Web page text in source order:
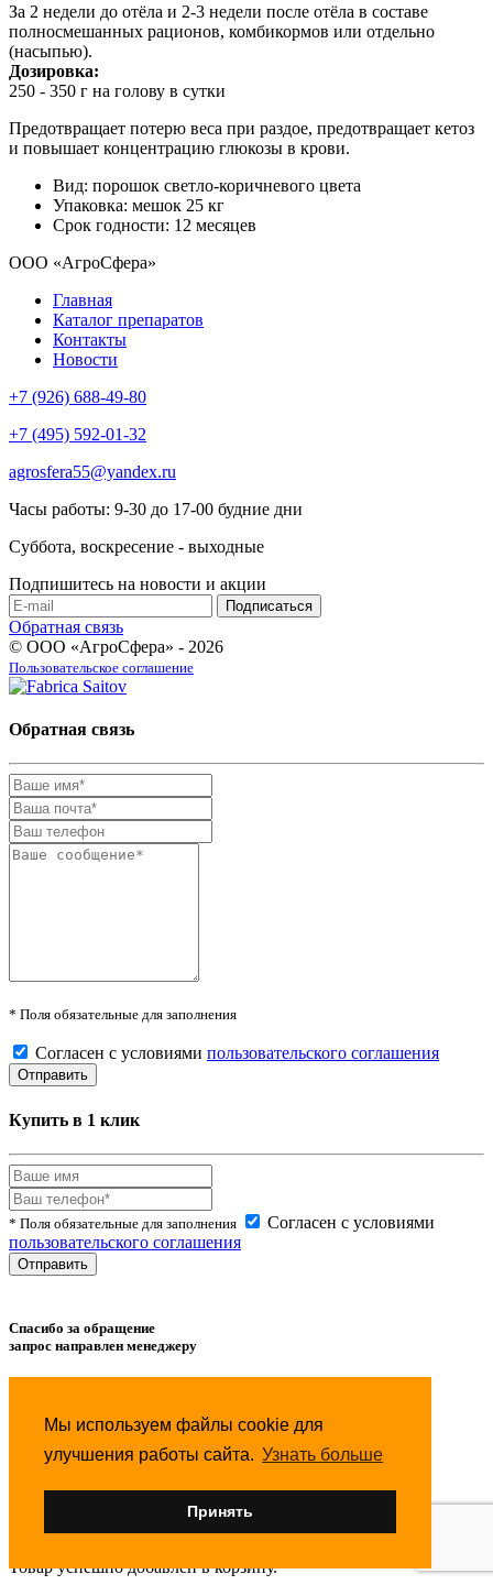
Мы используем файлы cookie для
улучшения работы сайта. Узнать больше
Принять
За 2 недели до отёла и 2-3 недели после отёла в составе
полносмешанных рационов, комбикормов или отдельно
(насыпью).
Дозировка:
250 - 350 г на голову в сутки
Предотвращает потерю веса при раздое, предотвращает кетоз
и повышает концентрацию глюкозы в крови.
Вид: порошок светло-коричневого цвета
Упаковка: мешок 25 кг
Срок годности: 12 месяцев
ООО «АгроСфера»
Главная
Каталог препаратов
Контакты
Новости
+7 (926) 688-49-80
+7 (495) 592-01-32
agrosfera55@yandex.ru
Часы работы: 9-30 до 17-00 будние дни
Суббота, воскресение - выходные
Подпишитесь на новости и акции
Обратная связь
© ООО «АгроСфера» - 2026
Пользовательское соглашение
Обратная связь
* Поля обязательные для заполнения
Согласен с условиями пользовательского соглашения
Купить в 1 клик
* Поля обязательные для заполнения
Согласен с условиями
пользовательского соглашения
Спасибо за обращение
запрос направлен менеджеру
Товар успешноудалениз сравнения.
Товар успешнодобавленв избранное.
Товар успешнодобавленв корзину.